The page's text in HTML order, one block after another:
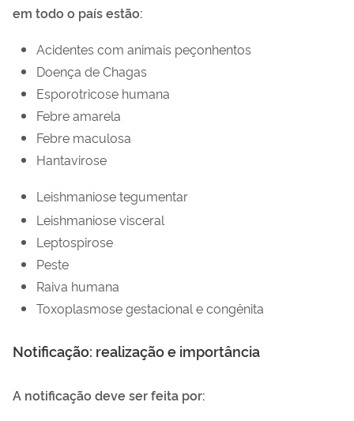
em todo o país estão:
Acidentes com animais peçonhentos
Doença de Chagas
Esporotricose humana
Febre amarela
Febre maculosa
Hantavirose
Leishmaniose tegumentar
Leishmaniose visceral
Leptospirose
Peste
Raiva humana
Toxoplasmose gestacional e congênita
Notificação: realização e importância
A notificação deve ser feita por: